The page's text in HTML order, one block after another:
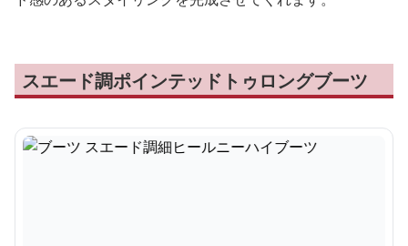
スエード調ポインテッドトゥロングブーツ